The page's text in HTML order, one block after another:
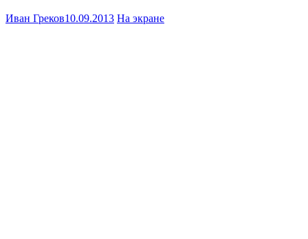
Иван Греков10.09.2013 На экране